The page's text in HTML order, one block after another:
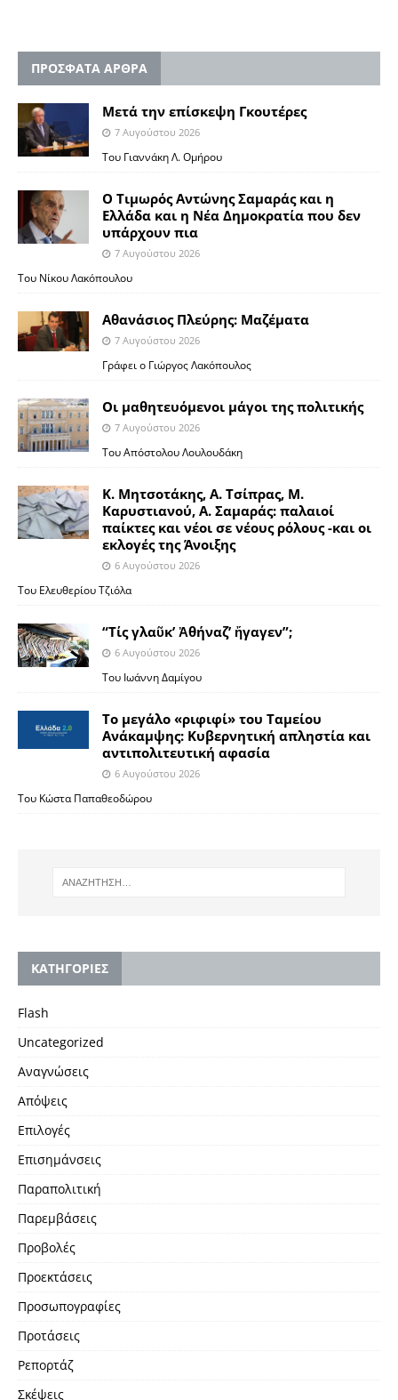
ΠΡΟΣΦΑΤΑ ΑΡΘΡΑ
Μετά την επίσκεψη Γκουτέρες
7 Αυγούστου 2026
Του Γιαννάκη Λ. Ομήρου
Ο Τιμωρός Αντώνης Σαμαράς και η
Ελλάδα και η Νέα Δημοκρατία που δεν
υπάρχουν πια
7 Αυγούστου 2026
Του Νίκου Λακόπουλου
Αθανάσιος Πλεύρης: Μαζέματα
7 Αυγούστου 2026
Γράφει ο Γιώργος Λακόπουλος
Οι μαθητευόμενοι μάγοι της πολιτικής
7 Αυγούστου 2026
Του Απόστολου Λουλουδάκη
Κ. Μητσοτάκης, Α. Τσίπρας, Μ.
Καρυστιανού, Α. Σαμαράς: παλαιοί
παίκτες και νέοι σε νέους ρόλους -και οι
εκλογές της Άνοιξης
6 Αυγούστου 2026
Του Ελευθερίου Τζιόλα
“Τίς γλαῦκ’ Ἀθήναζ’ ἤγαγεν”;
6 Αυγούστου 2026
Του Ιωάννη Δαμίγου
Το μεγάλο «ριφιφί» του Ταμείου
Ανάκαμψης: Κυβερνητική απληστία και
αντιπολιτευτική αφασία
6 Αυγούστου 2026
Του Κώστα Παπαθεοδώρου
KΑΤΗΓΟΡΙΕΣ
Flash
Uncategorized
Αναγνώσεις
Απόψεις
Επιλογές
Επισημάνσεις
Παραπολιτική
Παρεμβάσεις
Προβολές
Προεκτάσεις
Προσωπογραφίες
Προτάσεις
Ρεπορτάζ
Σκέψεις